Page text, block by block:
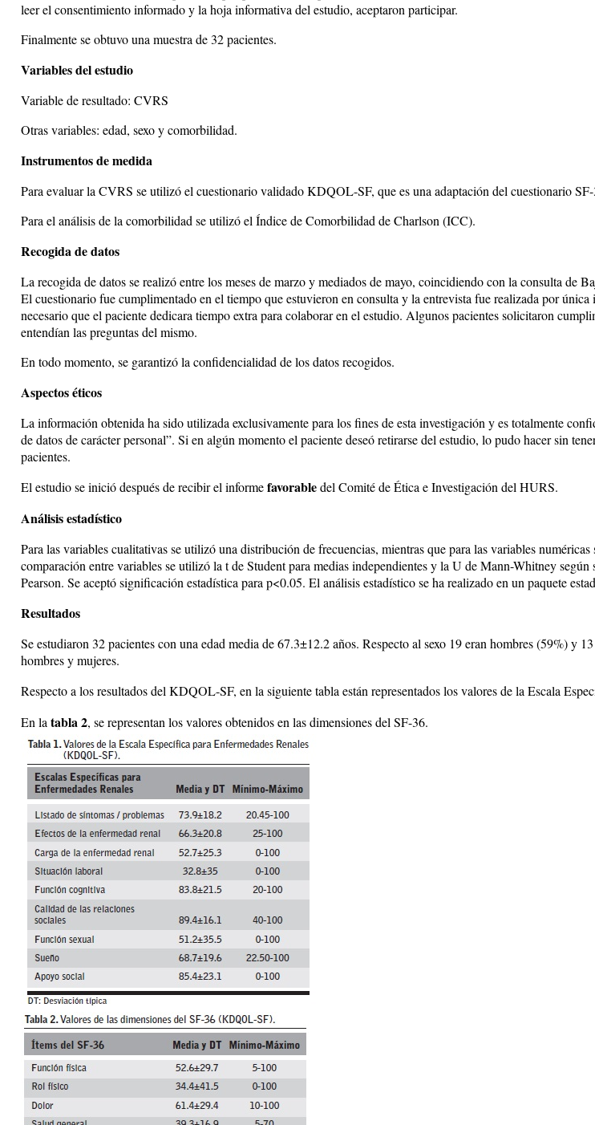
leer el consentimiento informado y la hoja informativa del estudio, aceptaron participar.
Finalmente se obtuvo una muestra de 32 pacientes.
Variables del estudio
Variable de resultado: CVRS
Otras variables: edad, sexo y comorbilidad.
Instrumentos de medida
Para evaluar la CVRS se utilizó el cuestionario validado KDQOL-SF, que es una adaptación del cuestionario
Para el análisis de la comorbilidad se utilizó el Índice de Comorbilidad de Charlson (ICC).
Recogida de datos
La recogida de datos se realizó entre los meses de marzo y mediados de mayo, coincidiendo con la consulta
El cuestionario fue cumplimentado en el tiempo que estuvieron en consulta y la entrevista fue realizada por
necesario que el paciente dedicara tiempo extra para colaborar en el estudio. Algunos pacientes solicitaron
entendían las preguntas del mismo.
En todo momento, se garantizó la confidencialidad de los datos recogidos.
Aspectos éticos
La información obtenida ha sido utilizada exclusivamente para los fines de esta investigación y es totalmente
de datos de carácter personal”. Si en algún momento el paciente deseó retirarse del estudio, lo pudo hacer sin
pacientes.
El estudio se inició después de recibir el informefavorabledel Comité de Ética e Investigación del HURS.
Análisis estadístico
Para las variables cualitativas se utilizó una distribución de frecuencias, mientras que para las variables
comparación entre variables se utilizó la t de Student para medias independientes y la U de Mann-Whitney
Pearson. Se aceptó significación estadística para p<0.05. El análisis estadístico se ha realizado en un paquete
Resultados
Se estudiaron 32 pacientes con una edad media de 67.3±12.2 años. Respecto al sexo 19 eran hombres (59%)
hombres y mujeres.
Respecto a los resultados del KDQOL-SF, en la siguiente tabla están representados los valores de la Escala
En la tabla 2, se representan los valores obtenidos en las dimensiones del SF-36.